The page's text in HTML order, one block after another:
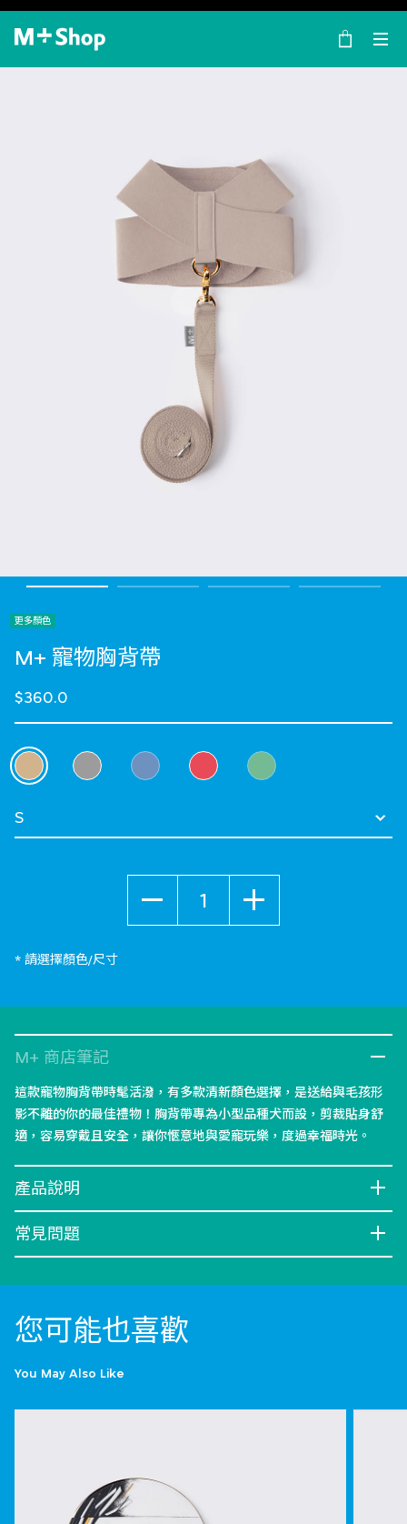
×
M+ Shop
更多顏色
M+ 寵物胸背帶
$360.0
選擇 顏色
selected
選擇 Size
* 請選擇顏色/尺寸
M+ 商店筆記
這款寵物胸背帶時髦活潑，有多款清新顏色選擇，是送給與毛孩形
影不離的你的最佳禮物！胸背帶專為小型品種犬而設，剪裁貼身舒
適，容易穿戴且安全，讓你愜意地與愛寵玩樂，度過幸福時光。
產品說明
常見問題
您可能也喜歡
You May Also Like